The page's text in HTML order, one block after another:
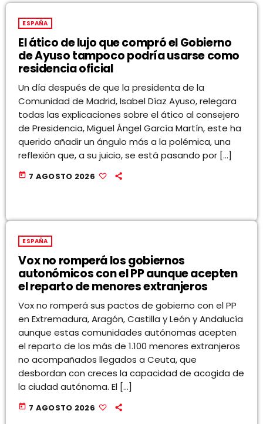
ESPAÑA
El ático de lujo que compró el Gobierno
de Ayuso tampoco podría usarse como
residencia oficial
Un día después de que la presidenta de la
Comunidad de Madrid, Isabel Díaz Ayuso, relegara
todas las explicaciones sobre el ático al consejero
de Presidencia, Miguel Ángel García Martín, este ha
querido añadir un ángulo más a la polémica, una
reflexión que, a su juicio, se está pasando por […]
today 7 AGOSTO 2026
ESPAÑA
Vox no romperá los gobiernos
autonómicos con el PP aunque acepten
el reparto de menores extranjeros
Vox no romperá sus pactos de gobierno con el PP
en Extremadura, Aragón, Castilla y León y Andalucía
aunque estas comunidades autónomas acepten
el reparto de los más de 1.100 menores extranjeros
no acompañados llegados a Ceuta, que
desbordan con creces la capacidad de acogida de
la ciudad autónoma. El […]
today 7 AGOSTO 2026